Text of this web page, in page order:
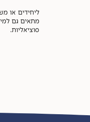
ליחידים או
מתאים גם למי
סוציאליות.